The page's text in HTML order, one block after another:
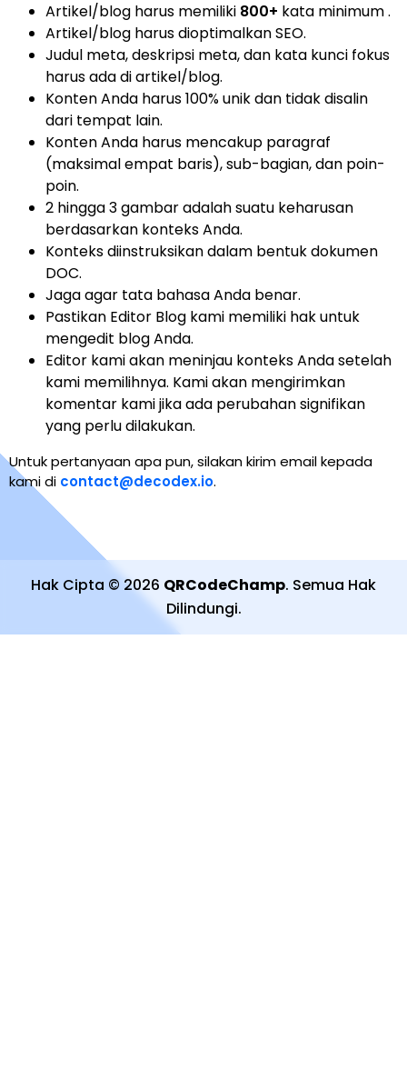
Artikel/blog harus memiliki 800+ kata minimum.
Artikel/blog harus dioptimalkan SEO.
Judul meta, deskripsi meta, dan kata kunci fokus
harus ada di artikel/blog.
Konten Anda harus 100% unik dan tidak disalin
dari tempat lain.
Konten Anda harus mencakup paragraf
(maksimal empat baris), sub-bagian, dan poin-
poin.
2 hingga 3 gambar adalah suatu keharusan
berdasarkan konteks Anda.
Konteks diinstruksikan dalam bentuk dokumen
DOC.
Jaga agar tata bahasa Anda benar.
Pastikan Editor Blog kami memiliki hak untuk
mengedit blog Anda.
Editor kami akan meninjau konteks Anda setelah
kami memilihnya. Kami akan mengirimkan
komentar kami jika ada perubahan signifikan
yang perlu dilakukan.
Untuk pertanyaan apa pun, silakan kirim email kepada
kami di contact@decodex.io.
Hak Cipta © 2026 QRCodeChamp. Semua Hak
Dilindungi.